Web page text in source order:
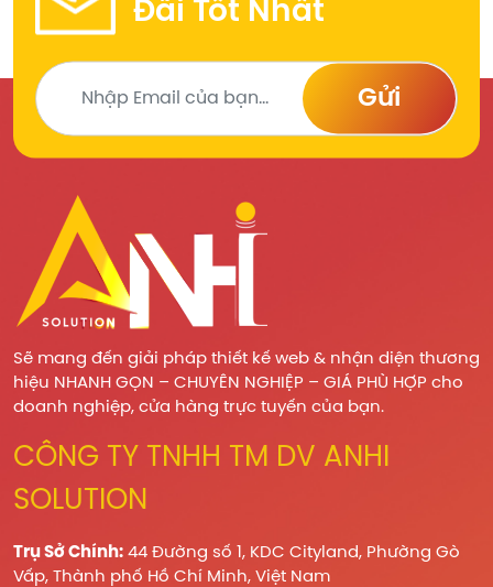
Đãi Tốt Nhất
Gửi
Sẽ mang đến giải pháp thiết kế web & nhận diện thương
hiệu NHANH GỌN – CHUYÊN NGHIỆP – GIÁ PHÙ HỢP cho
doanh nghiệp, cửa hàng trực tuyến của bạn.
CÔNG TY TNHH TM DV ANHI
SOLUTION
Trụ Sở Chính: 44 Đường số 1, KDC Cityland, Phường Gò
Vấp, Thành phố Hồ Chí Minh, Việt Nam